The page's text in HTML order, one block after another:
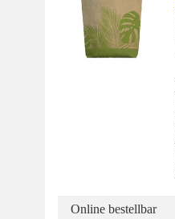
Online bestellbar